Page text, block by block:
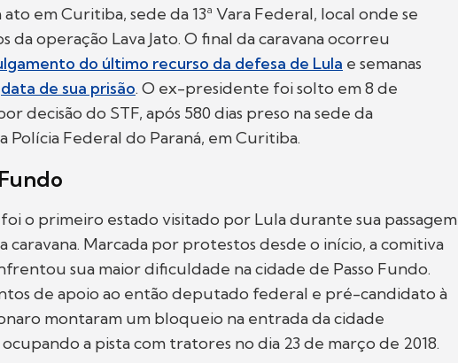
em Curitiba, sede da 13ª Vara Federal, local onde se
da operação Lava Jato. O final da caravana ocorreu
do último recurso da defesa de Lula e semanas
data de sua prisão. O ex-presidente foi solto em 8 de
decisão do STF, após 580 dias preso na sede da
Polícia Federal do Paraná, em Curitiba.
foi o primeiro estado visitado por Lula durante sua passagem
caravana. Marcada por protestos desde o início, a comitiva
sua maior dificuldade na cidade de Passo Fundo.
de apoio ao então deputado federal e pré-candidato à
montaram um bloqueio na entrada da cidade
a pista com tratores no dia 23 de março de 2018.